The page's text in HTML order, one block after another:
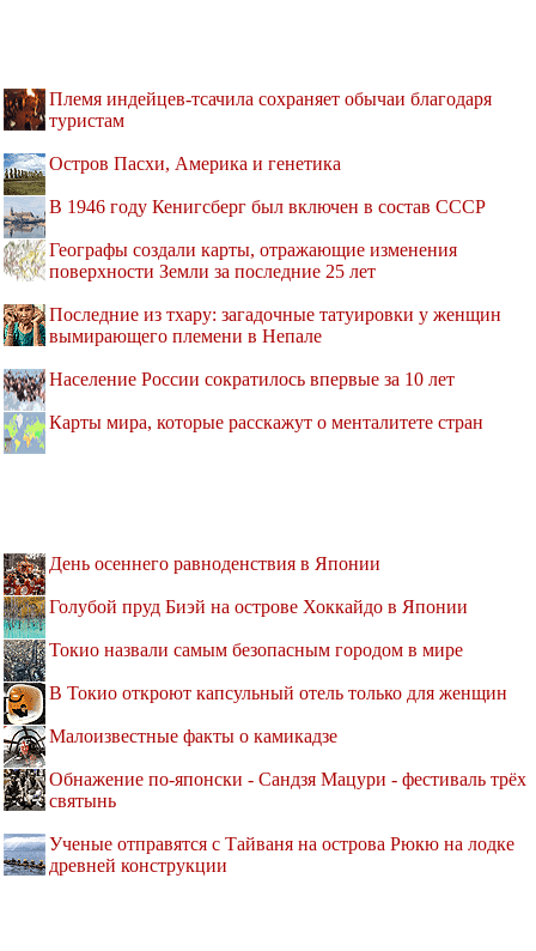
Племя индейцев-тсачила сохраняет обычаи благодаря
туристам
Остров Пасхи, Америка и генетика
В 1946 году Кенигсберг был включен в состав СССР
Географы создали карты, отражающие изменения
поверхности Земли за последние 25 лет
Последние из тхару: загадочные татуировки у женщин
вымирающего племени в Непале
Население России сократилось впервые за 10 лет
Карты мира, которые расскажут о менталитете стран
День осеннего равноденствия в Японии
Голубой пруд Биэй на острове Хоккайдо в Японии
Токио назвали самым безопасным городом в мире
В Токио откроют капсульный отель только для женщин
Малоизвестные факты о камикадзе
Обнажение по-японски - Сандзя Мацури - фестиваль трёх
святынь
Ученые отправятся с Тайваня на острова Рюкю на лодке
древней конструкции